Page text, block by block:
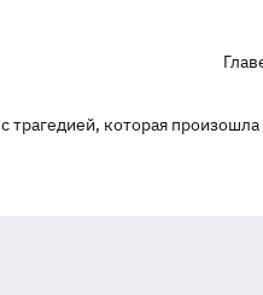
трагедией, которая